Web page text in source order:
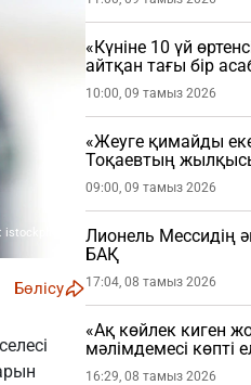
istockphoto
Бөлісу
«Күніне 10 үй
айтқан тағы бір
қалды (ВИДЕО)
10:00, 09 тамыз 2026
«Жеуге қимайды
Тоқаевтың
09:00, 09 тамыз 2026
Лионель Мессидің
БАҚ
17:04, 08 тамыз 2026
«Ақ көйлек киген
мәлімдемесі көпті
16:29, 08 тамыз 2026